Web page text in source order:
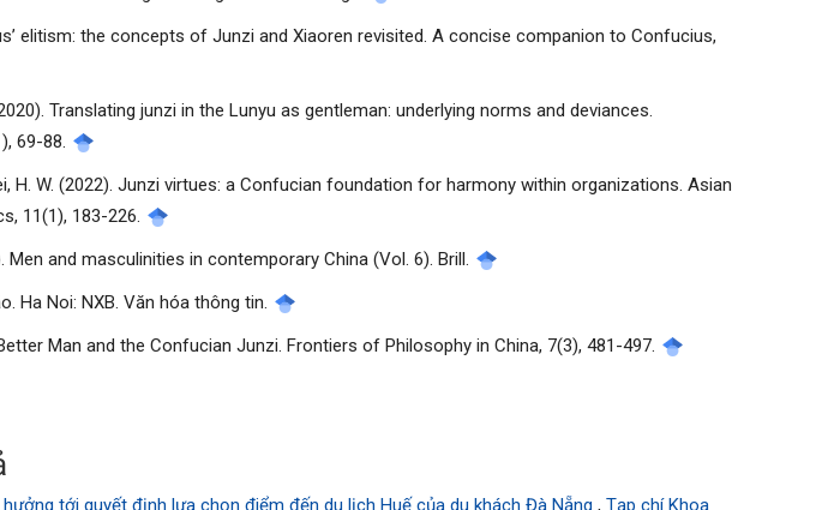
elitism: the concepts of Junzi and Xiaoren revisited. A concise companion to Confucius,
Translating junzi in the Lunyu as gentleman: underlying norms and deviances.
69-88.
H. W. (2022). Junzi virtues: a Confucian foundation for harmony within organizations. Asian
11(1), 183-226.
Men and masculinities in contemporary China (Vol. 6). Brill.
Ha Noi: NXB. Văn hóa thông tin.
Man and the Confucian Junzi. Frontiers of Philosophy in China, 7(3), 481-497.
tới quyết định lựa chọn điểm đến du lịch Huế của du khách Đà Nẵng,Tạp chí Khoa